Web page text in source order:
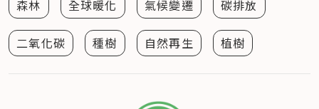
森林 全球暖化 氣候變遷 碳排放
二氧化碳 種樹 自然再生 植樹